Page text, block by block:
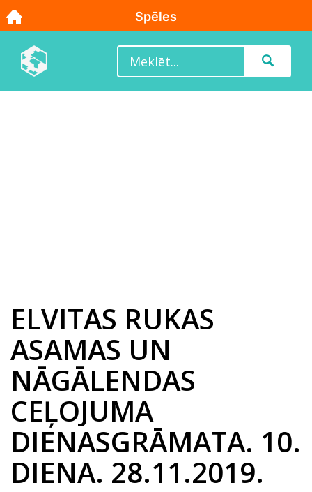
ELVITAS RUKAS
ASAMAS UN
NĀGĀLENDAS
CEĻOJUMA
DIENASGRĀMATA. 10.
DIENA. 28.11.2019.